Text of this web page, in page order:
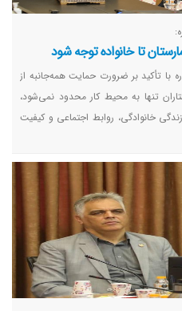
تا خانواده توجه شود
تأکید بر ضرورت حمایت همه‌جانبه از
تنها به محیط کار محدود نمی‌شود،
خانوادگی، روابط اجتماعی و کیفیت